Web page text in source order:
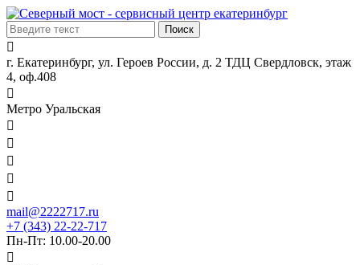

г. Екатеринбург, ул. Героев России, д. 2 ТДЦ Свердловск, этаж
4, оф.408

Метро Уральская





mail@2222717.ru
+7 (343) 22-22-717
Пн-Пт: 10.00-20.00
